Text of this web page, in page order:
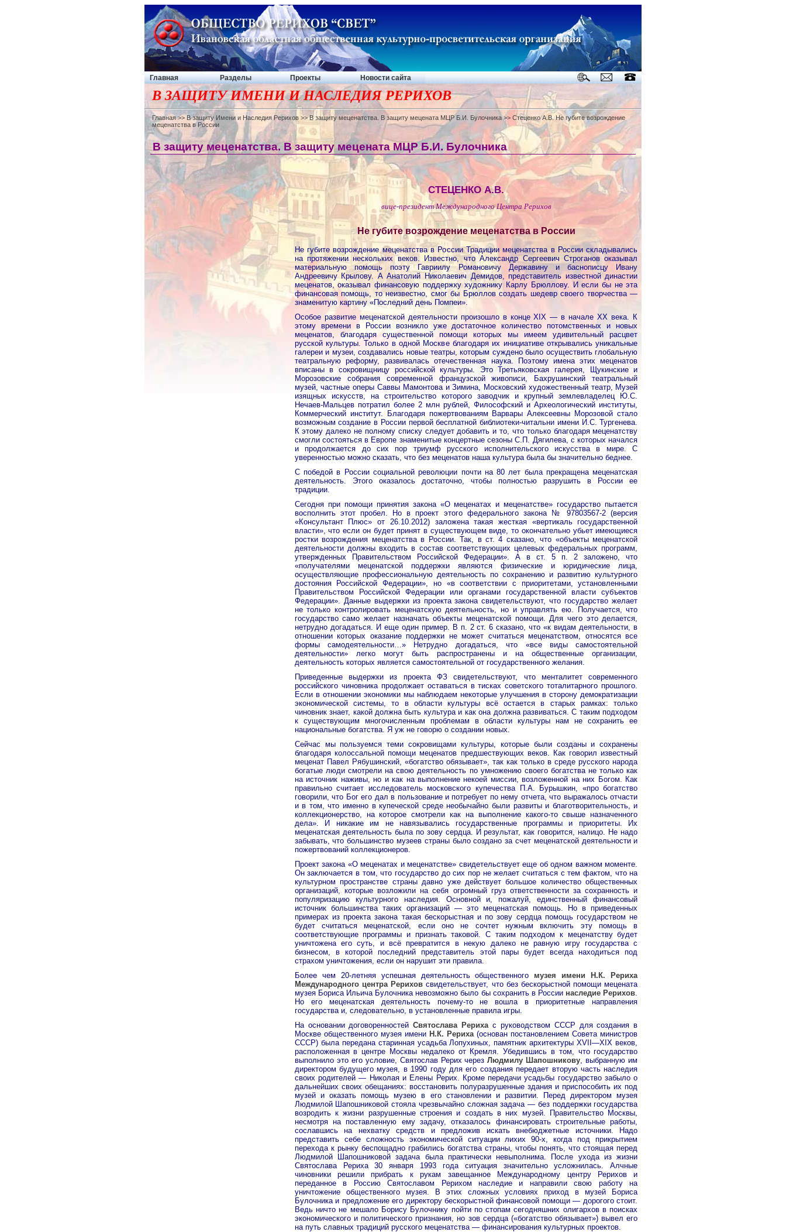
Главная Разделы Проекты Новости сайта
В ЗАЩИТУ ИМЕНИ И НАСЛЕДИЯ РЕРИХОВ
Главная>>В защиту Имени и Наследия Рерихов >>В защиту меценатства. В защиту мецената МЦР Б.И. Булочника>> Стеценко А.В. Не губите возрождение
меценатства в России
В защиту меценатства. В защиту мецената МЦР Б.И. Булочника
СТЕЦЕНКО А.В.
вице-президент Международного Центра Рерихов
Не губите возрождение меценатства в России
Не губите возрождение меценатства в России Традиции меценатства в России складывались
на протяжении нескольких веков. Известно, что Александр Сергеевич Строганов оказывал
материальную помощь поэту Гавриилу Романовичу Державину и баснописцу Ивану
Андреевичу Крылову. А Анатолий Николаевич Демидов, представитель известной династии
меценатов, оказывал финансовую поддержку художнику Карлу Брюллову. И если бы не эта
финансовая помощь, то неизвестно, смог бы Брюллов создать шедевр своего творчества —
знаменитую картину «Последний день Помпеи».
Особое развитие меценатской деятельности произошло в конце XIX — в начале XX века. К
этому времени в России возникло уже достаточное количество потомственных и новых
меценатов, благодаря существенной помощи которых мы имеем удивительный расцвет
русской культуры. Только в одной Москве благодаря их инициативе открывались уникальные
галереи и музеи, создавались новые театры, которым суждено было осуществить глобальную
театральную реформу, развивалась отечественная наука. Поэтому имена этих меценатов
вписаны в сокровищницу российской культуры. Это Третьяковская галерея, Щукинские и
Морозовские собрания современной французской живописи, Бахрушинский театральный
музей, частные оперы Саввы Мамонтова и Зимина, Московский художественный театр, Музей
изящных искусств, на строительство которого заводчик и крупный землевладелец Ю.С.
Нечаев-Мальцев потратил более 2 млн рублей, Философский и Археологический институты,
Коммерческий институт. Благодаря пожертвованиям Варвары Алексеевны Морозовой стало
возможным создание в России первой бесплатной библиотеки-читальни имени И.С. Тургенева.
К этому далеко не полному списку следует добавить и то, что только благодаря меценатству
смогли состояться в Европе знаменитые концертные сезоны С.П. Дягилева, с которых начался
и продолжается до сих пор триумф русского исполнительского искусства в мире. С
уверенностью можно сказать, что без меценатов наша культура была бы значительно беднее.
С победой в России социальной революции почти на 80 лет была прекращена меценатская
деятельность. Этого оказалось достаточно, чтобы полностью разрушить в России ее
традиции.
Сегодня при помощи принятия закона «О меценатах и меценатстве» государство пытается
восполнить этот пробел. Но в проект этого федерального закона № 97803567-2 (версия
«Консультант Плюс» от 26.10.2012) заложена такая жесткая «вертикаль государственной
власти», что если он будет принят в существующем виде, то окончательно убьет имеющиеся
ростки возрождения меценатства в России. Так, в ст. 4 сказано, что «объекты меценатской
деятельности должны входить в состав соответствующих целевых федеральных программ,
утвержденных Правительством Российской Федерации». А в ст. 5 п. 2 заложено, что
«получателями меценатской поддержки являются физические и юридические лица,
осуществляющие профессиональную деятельность по сохранению и развитию культурного
достояния Российской Федерации», но «в соответствии с приоритетами, установленными
Правительством Российской Федерации или органами государственной власти субъектов
Федерации». Данные выдержки из проекта закона свидетельствуют, что государство желает
не только контролировать меценатскую деятельность, но и управлять ею. Получается, что
государство само желает назначать объекты меценатской помощи. Для чего это делается,
нетрудно догадаться. И еще один пример. В п. 2 ст. 6 сказано, что «к видам деятельности, в
отношении которых оказание поддержки не может считаться меценатством, относятся все
формы самодеятельности…» Нетрудно догадаться, что «все виды самостоятельной
деятельности» легко могут быть распространены и на общественные организации,
деятельность которых является самостоятельной от государственного желания.
Приведенные выдержки из проекта ФЗ свидетельствуют, что менталитет современного
российского чиновника продолжает оставаться в тисках советского тоталитарного прошлого.
Если в отношении экономики мы наблюдаем некоторые улучшения в сторону демократизации
экономической системы, то в области культуры всё остается в старых рамках: только
чиновник знает, какой должна быть культура и как она должна развиваться. С таким подходом
к существующим многочисленным проблемам в области культуры нам не сохранить ее
национальные богатства. Я уж не говорю о создании новых.
Сейчас мы пользуемся теми сокровищами культуры, которые были созданы и сохранены
благодаря колоссальной помощи меценатов предшествующих веков. Как говорил известный
меценат Павел Рябушинский, «богатство обязывает», так как только в среде русского народа
богатые люди смотрели на свою деятельность по умножению своего богатства не только как
на источник наживы, но и как на выполнение некоей миссии, возложенной на них Богом. Как
правильно считает исследователь московского купечества П.А. Бурышкин, «про богатство
говорили, что Бог его дал в пользование и потребует по нему отчета, что выражалось отчасти
и в том, что именно в купеческой среде необычайно были развиты и благотворительность, и
коллекционерство, на которое смотрели как на выполнение какого-то свыше назначенного
дела». И никакие им не навязывались государственные программы и приоритеты. Их
меценатская деятельность была по зову сердца. И результат, как говорится, налицо. Не надо
забывать, что большинство музеев страны было создано за счет меценатской деятельности и
пожертвований коллекционеров.
Проект закона «О меценатах и меценатстве» свидетельствует еще об одном важном моменте.
Он заключается в том, что государство до сих пор не желает считаться с тем фактом, что на
культурном пространстве страны давно уже действует большое количество общественных
организаций, которые возложили на себя огромный груз ответственности за сохранность и
популяризацию культурного наследия. Основной и, пожалуй, единственный финансовый
источник большинства таких организаций — это меценатская помощь. Но в приведенных
примерах из проекта закона такая бескорыстная и по зову сердца помощь государством не
будет считаться меценатской, если оно не сочтет нужным включить эту помощь в
соответствующие программы и признать таковой. С таким подходом к меценатству будет
уничтожена его суть, и всё превратится в некую далеко не равную игру государства с
бизнесом, в которой последний представитель этой пары будет всегда находиться под
страхом уничтожения, если он нарушит эти правила.
Более чем 20-летняя успешная деятельность общественного музея имени Н.К. Рериха
Международного центра Рерихов свидетельствует, что без бескорыстной помощи мецената
музея Бориса Ильича Булочника невозможно было бы сохранить в России наследие Рерихов
Но его меценатская деятельность почему-то не вошла в приоритетные направления
государства и, следовательно, в установленные правила игры.
На основании договоренностейСвятослава Рериха с руководством СССР для создания в
Москве общественного музея имени Н.К. Рериха (основан постановлением Совета министров
СССР) была передана старинная усадьба Лопухиных, памятник архитектуры XVII—XIX веков,
расположенная в центре Москвы недалеко от Кремля. Убедившись в том, что государство
выполнило это его условие, Святослав Рерих черезЛюдмилу Шапошникову , выбранную им
директором будущего музея, в 1990 году для его создания передает вторую часть наследия
своих родителей — Николая и Елены Рерих. Кроме передачи усадьбы государство забыло о
дальнейших своих обещаниях: восстановить полуразрушенные здания и приспособить их под
музей и оказать помощь музею в его становлении и развитии. Перед директором музея
Людмилой Шапошниковой стояла чрезвычайно сложная задача — без поддержки государства
возродить к жизни разрушенные строения и создать в них музей. Правительство Москвы,
несмотря на поставленную ему задачу, отказалось финансировать строительные работы,
сославшись на нехватку средств и предложив искать внебюджетные источники. Надо
представить себе сложность экономической ситуации лихих 90-х, когда под прикрытием
перехода к рынку беспощадно грабились богатства страны, чтобы понять, что стоящая перед
Людмилой Шапошниковой задача была практически невыполнима. После ухода из жизни
Святослава Рериха 30 января 1993 года ситуация значительно усложнилась. Алчные
чиновники решили прибрать к рукам завещанное Международному центру Рерихов и
переданное в Россию Святославом Рерихом наследие и направили свою работу на
уничтожение общественного музея. В этих сложных условиях приход в музей Бориса
Булочника и предложение его директору бескорыстной финансовой помощи — дорогого стоит.
Ведь ничто не мешало Борису Булочнику пойти по стопам сегодняшних олигархов в поисках
экономического и политического признания, но зов сердца («богатство обязывает») вывел его
на путь славных традиций русского меценатства — финансирования культурных проектов.